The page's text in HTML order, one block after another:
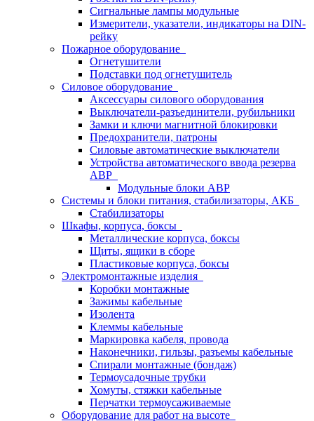
Сигнальные лампы модульные
Измерители, указатели, индикаторы на DIN-
рейку
Пожарное оборудование
Огнетушители
Подставки под огнетушитель
Силовое оборудование
Аксессуары силового оборудования
Выключатели-разъединители, рубильники
Замки и ключи магнитной блокировки
Предохранители, патроны
Силовые автоматические выключатели
Устройства автоматического ввода резерва
АВР
Модульные блоки АВР
Системы и блоки питания, стабилизаторы, АКБ
Стабилизаторы
Шкафы, корпуса, боксы
Металлические корпуса, боксы
Щиты, ящики в сборе
Пластиковые корпуса, боксы
Электромонтажные изделия
Коробки монтажные
Зажимы кабельные
Изолента
Клеммы кабельные
Маркировка кабеля, провода
Наконечники, гильзы, разъемы кабельные
Спирали монтажные (бондаж)
Термоусадочные трубки
Хомуты, стяжки кабельные
Перчатки термоусаживаемые
Оборудование для работ на высоте